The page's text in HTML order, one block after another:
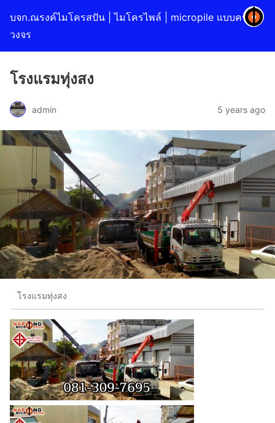
บจก.ณรงค์ไมโครสปัน | ไมโครไพล์ | micropile แบบครบ
วงจร
โรงแรมทุ่งสง
admin 5 years ago
โรงแรมทุ่งสง